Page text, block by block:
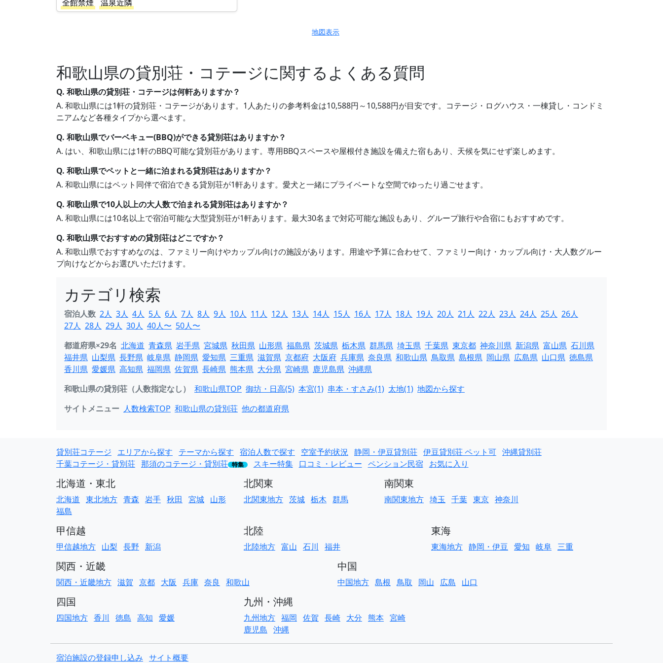
全館禁煙
温泉近隣
地図表示
和歌山県の貸別荘・コテージに関するよくある質問
Q. 和歌山県の貸別荘・コテージは何軒ありますか？
A. 和歌山県には1軒の貸別荘・コテージがあります。1人あたりの参考料金は10,588円～10,588円が目安です。コテージ・ログハウス・一棟貸し・コンドミ
ニアムなど各種タイプから選べます。
Q. 和歌山県でバーベキュー(BBQ)ができる貸別荘はありますか？
A. はい、和歌山県には1軒のBBQ可能な貸別荘があります。専用BBQスペースや屋根付き施設を備えた宿もあり、天候を気にせず楽しめます。
Q. 和歌山県でペットと一緒に泊まれる貸別荘はありますか？
A. 和歌山県にはペット同伴で宿泊できる貸別荘が1軒あります。愛犬と一緒にプライベートな空間でゆったり過ごせます。
Q. 和歌山県で10人以上の大人数で泊まれる貸別荘はありますか？
A. 和歌山県には10名以上で宿泊可能な大型貸別荘が1軒あります。最大30名まで対応可能な施設もあり、グループ旅行や合宿にもおすすめです。
Q. 和歌山県でおすすめの貸別荘はどこですか？
A. 和歌山県でおすすめなのは、ファミリー向けやカップル向けの施設があります。用途や予算に合わせて、ファミリー向け・カップル向け・大人数グルー
プ向けなどからお選びいただけます。
カテゴリ検索
宿泊人数 2人 3人 4人 5人 6人 7人 8人 9人 10人 11人 12人 13人 14人 15人 16人 17人 18人 19人 20人 21人 22人 23人 24人 25人 26人
27人 28人 29人 30人 40人〜 50人〜
都道府県×29名 北海道 青森県 岩手県 宮城県 秋田県 山形県 福島県 茨城県 栃木県 群馬県 埼玉県 千葉県 東京都 神奈川県 新潟県 富山県 石川県
福井県 山梨県 長野県 岐阜県 静岡県 愛知県 三重県 滋賀県 京都府 大阪府 兵庫県 奈良県 和歌山県 鳥取県 島根県 岡山県 広島県 山口県 徳島県
香川県 愛媛県 高知県 福岡県 佐賀県 長崎県 熊本県 大分県 宮崎県 鹿児島県 沖縄県
和歌山県の貸別荘（人数指定なし）
和歌山県TOP 御坊・日高(5) 本宮(1) 串本・すさみ(1) 太地(1) 地図から探す
サイトメニュー 人数検索TOP 和歌山県の貸別荘 他の都道府県
貸別荘コテージ エリアから探す テーマから探す 宿泊人数で探す 空室予約状況 静岡・伊豆貸別荘 伊豆貸別荘 ペット可 沖縄貸別荘
千葉コテージ・貸別荘 那須のコテージ・貸別荘 特集 スキー特集 口コミ・レビュー ペンション民宿 お気に入り
北海道・東北
北海道 東北地方 青森 岩手 秋田 宮城 山形
福島
北関東
北関東地方 茨城 栃木 群馬
南関東
南関東地方 埼玉 千葉 東京 神奈川
甲信越
甲信越地方 山梨 長野 新潟
北陸
北陸地方 富山 石川 福井
東海
東海地方 静岡・伊豆 愛知 岐阜 三重
関西・近畿
関西・近畿地方 滋賀 京都 大阪 兵庫 奈良 和歌山
中国
中国地方 島根 鳥取 岡山 広島 山口
四国
四国地方 香川 徳島 高知 愛媛
九州・沖縄
九州地方 福岡 佐賀 長崎 大分 熊本 宮崎
鹿児島 沖縄
宿泊施設の登録申し込み サイト概要